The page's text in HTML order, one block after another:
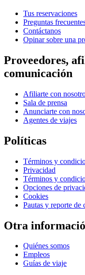
Tus reservaciones
Preguntas
Contáctanos
Opinar sobre una
Proveedores,
comunicación
Afiliarte con
Sala de prensa
Anunciarte con
Agentes de viajes
Políticas
Términos y
Privacidad
Términos y
Opciones de
Cookies
Pautas y reporte de
Otra
Quiénes somos
Empleos
Guías de viaje